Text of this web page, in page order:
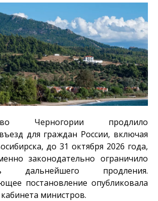
Черногории продлило
для граждан России, включая
до 31 октября 2026 года,
законодательно ограничило
дальнейшего продления.
постановление опубликовала
министров.